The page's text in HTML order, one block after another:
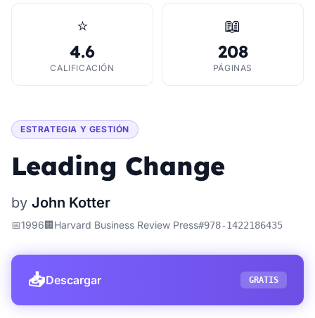
⭐
4.6
CALIFICACIÓN
📖
208
PÁGINAS
ESTRATEGIA Y GESTIÓN
Leading Change
by John Kotter
📅1996🏢Harvard Business Review Press#978-1422186435
📥Descargar GRATIS